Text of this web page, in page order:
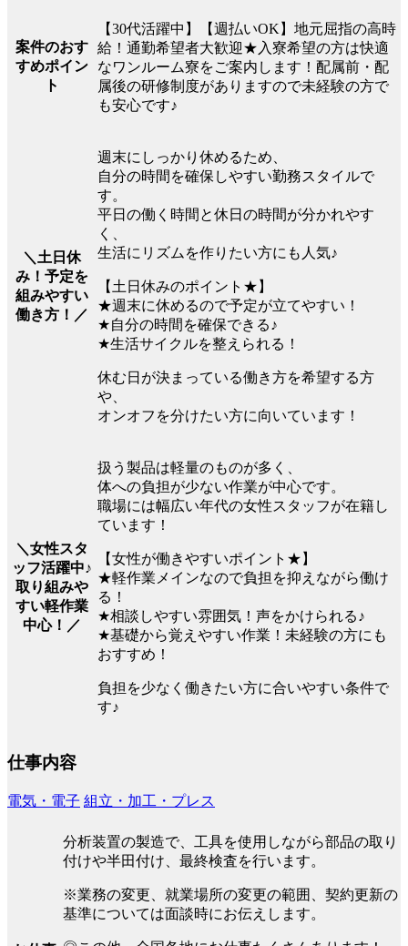
案件のおす
すめポイン
ト
【30代活躍中】【週払いOK】地元屈指の高時
給！通勤希望者大歓迎★入寮希望の方は快適
なワンルーム寮をご案内します！配属前・配
属後の研修制度がありますので未経験の方で
も安心です♪
＼土日休
み！予定を
組みやすい
働き方！／
週末にしっかり休めるため、
自分の時間を確保しやすい勤務スタイルで
す。
平日の働く時間と休日の時間が分かれやす
く、
生活にリズムを作りたい方にも人気♪
【土日休みのポイント★】
★週末に休めるので予定が立てやすい！
★自分の時間を確保できる♪
★生活サイクルを整えられる！
休む日が決まっている働き方を希望する方
や、
オンオフを分けたい方に向いています！
＼女性スタ
ッフ活躍中♪
取り組みや
すい軽作業
中心！／
扱う製品は軽量のものが多く、
体への負担が少ない作業が中心です。
職場には幅広い年代の女性スタッフが在籍し
ています！
【女性が働きやすいポイント★】
★軽作業メインなので負担を抑えながら働け
る！
★相談しやすい雰囲気！声をかけられる♪
★基礎から覚えやすい作業！未経験の方にも
おすすめ！
負担を少なく働きたい方に合いやすい条件で
す♪
仕事内容
電気・電子 組立・加工・プレス
分析装置の製造で、工具を使用しながら部品の取り
付けや半田付け、最終検査を行います。
※業務の変更、就業場所の変更の範囲、契約更新の
基準については面談時にお伝えします。